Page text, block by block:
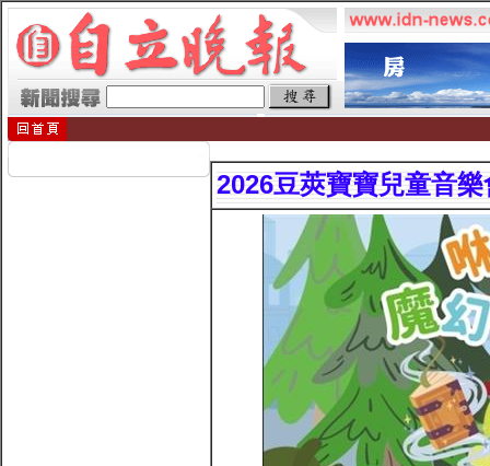
2026豆莢寶寶兒童音